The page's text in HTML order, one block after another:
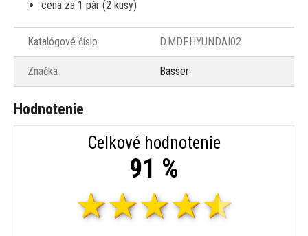
cena za 1 pár (2 kusy)
Katalógové číslo D.MDF.HYUNDAI02
Značka Basser
Hodnotenie
Celkové hodnotenie
91 %